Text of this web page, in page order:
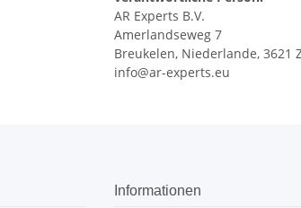
AR Experts B.V.
Amerlandseweg 7
Breukelen, Niederlande, 3621
info@ar-experts.eu
Informationen